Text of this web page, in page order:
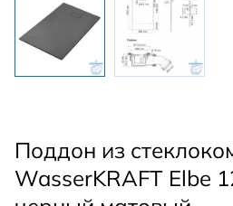
Поддон из
WasserKRAFT Elbe